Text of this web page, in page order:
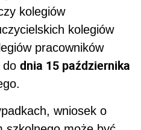
kolegiów
kolegiów
pracowników
do dnia 15 października
wniosek o